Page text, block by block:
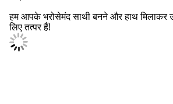
हम आपके भरोसेमंद साथी बनने और हाथ मिलाकर
लिए तत्पर हैं!